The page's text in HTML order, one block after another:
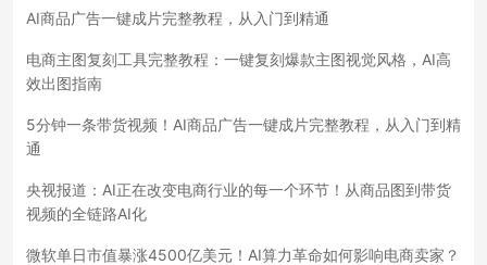
AI商品广告一键成片完整教程，从入门到精通
电商主图复刻工具完整教程：一键复刻爆款主图视觉风格，AI高
效出图指南
5分钟一条带货视频！AI商品广告一键成片完整教程，从入门到精
通
央视报道：AI正在改变电商行业的每一个环节！从商品图到带货
视频的全链路AI化
微软单日市值暴涨4500亿美元！AI算力革命如何影响电商卖家？